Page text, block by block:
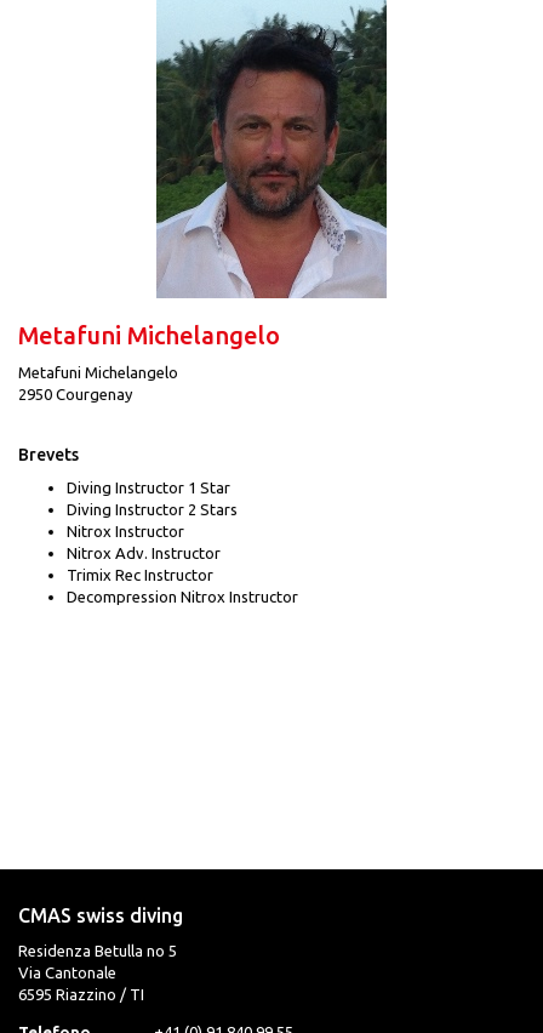
Metafuni Michelangelo
Metafuni Michelangelo
2950 Courgenay
Brevets
Diving Instructor 1 Star
Diving Instructor 2 Stars
Nitrox Instructor
Nitrox Adv. Instructor
Trimix Rec Instructor
Decompression Nitrox Instructor
CMAS swiss diving
Residenza Betulla no 5
Via Cantonale
6595 Riazzino / TI